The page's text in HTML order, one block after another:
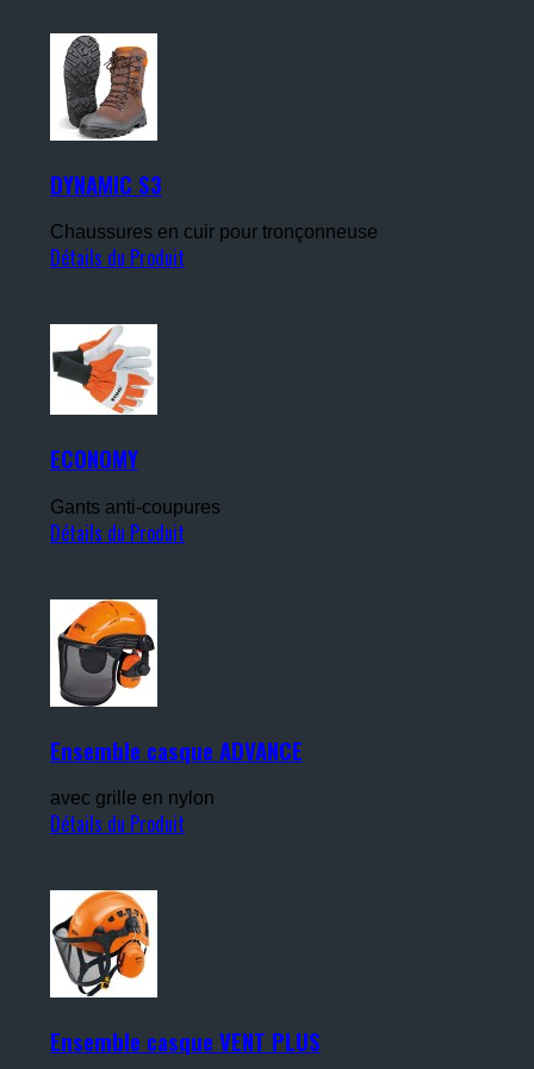
DYNAMIC S3
Chaussures en cuir pour tronçonneuse
Détails du Produit
ECONOMY
Gants anti-coupures
Détails du Produit
Ensemble casque ADVANCE
avec grille en nylon
Détails du Produit
Ensemble casque VENT PLUS